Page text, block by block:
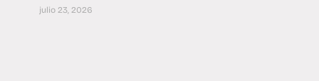
julio 23, 2026